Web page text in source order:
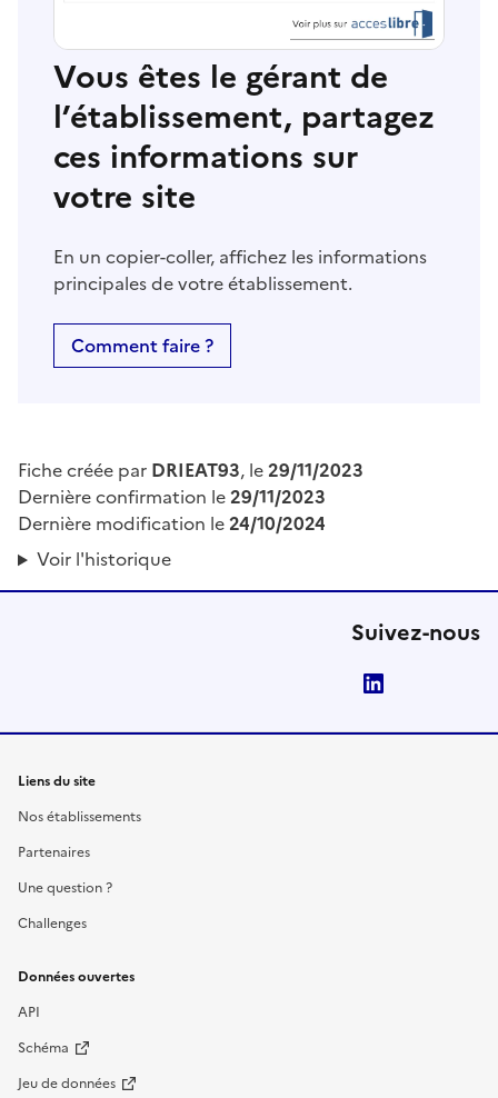
Vous êtes le gérant de
l’établissement, partagez
ces informations sur
votre site
En un copier-coller, affichez les informations
principales de votre établissement.
Comment faire ?
Fiche créée par DRIEAT93, le29/11/2023
Dernière confirmation le29/11/2023
Dernière modification le24/10/2024
Voir l'historique
Suivez-nous
Liens du site
Nos établissements
Partenaires
Une question ?
Challenges
Données ouvertes
API
Schéma
Jeu de données